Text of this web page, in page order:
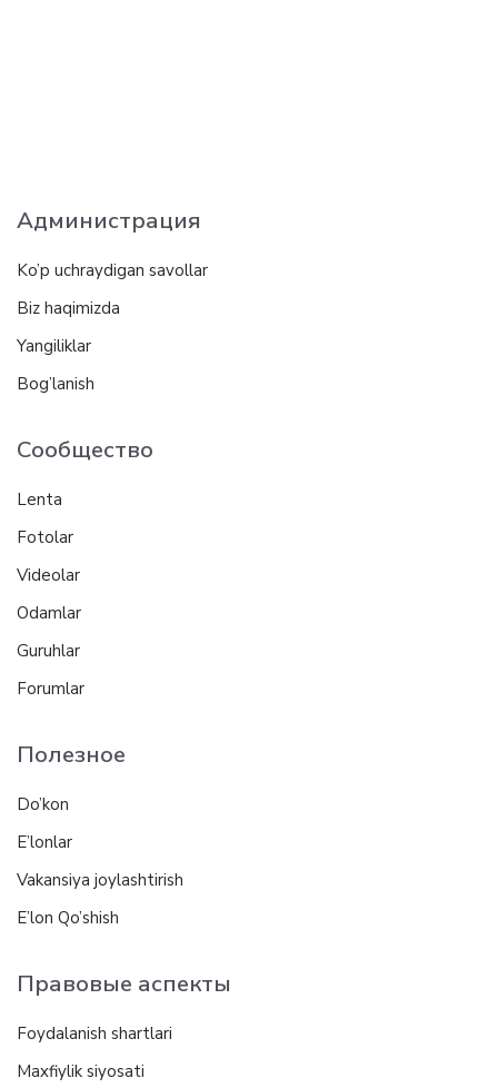
Администрация
Ko’p uchraydigan savollar
Biz haqimizda
Yangiliklar
Bog’lanish
Сообщество
Lenta
Fotolar
Videolar
Odamlar
Guruhlar
Forumlar
Полезное
Do’kon
E’lonlar
Vakansiya joylashtirish
E’lon Qo’shish
Правовые аспекты
Foydalanish shartlari
Maxfiylik siyosati